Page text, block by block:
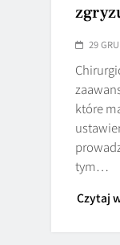
29
które
tym…
Czytaj